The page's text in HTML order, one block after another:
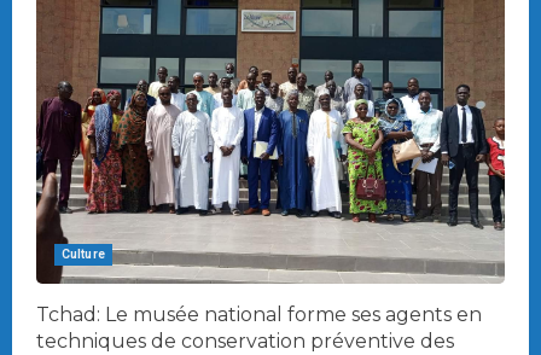
Culture
Tchad: Le musée national forme ses agents en
techniques de conservation préventive des